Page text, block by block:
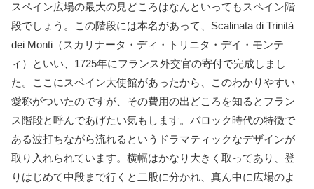
スペイン広場の最大の見どころはなんといってもスペイン階
段でしょう。この階段には本名があって、Scalinata di Trinità
dei Monti（スカリナータ・ディ・トリニタ・デイ・モンテ
ィ）といい、1725年にフランス外交官の寄付で完成しまし
た。ここにスペイン大使館があったから、このわかりやすい
愛称がついたのですが、その費用の出どころを知るとフラン
ス階段と呼んであげたい気もします。バロック時代の特徴で
ある波打ちながら流れるというドラマティックなデザインが
取り入れられています。横幅はかなり大きく取ってあり、登
りはじめて中段まで行くと二股に分かれ、真ん中に広場のよ